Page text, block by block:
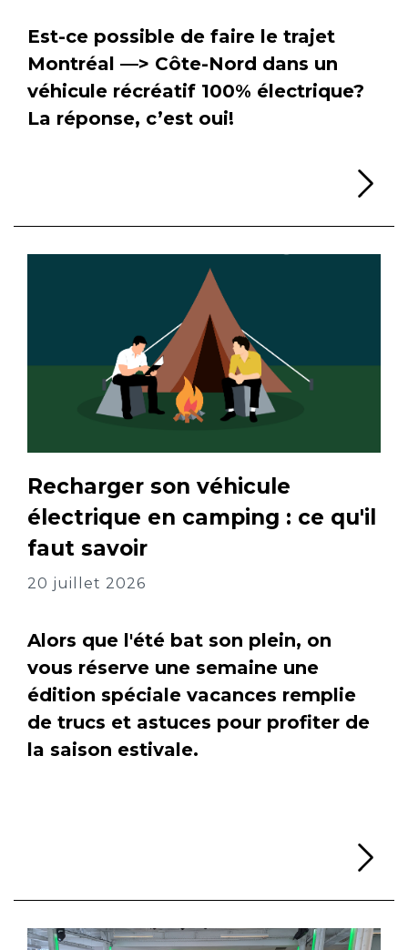
Est-ce possible de faire le trajet
Montréal —> Côte-Nord dans un
véhicule récréatif 100% électrique?
La réponse, c’est oui!
Recharger son véhicule
électrique en camping : ce qu'il
faut savoir
20 juillet 2026
Alors que l'été bat son plein, on
vous réserve une semaine une
édition spéciale vacances remplie
de trucs et astuces pour profiter de
la saison estivale.